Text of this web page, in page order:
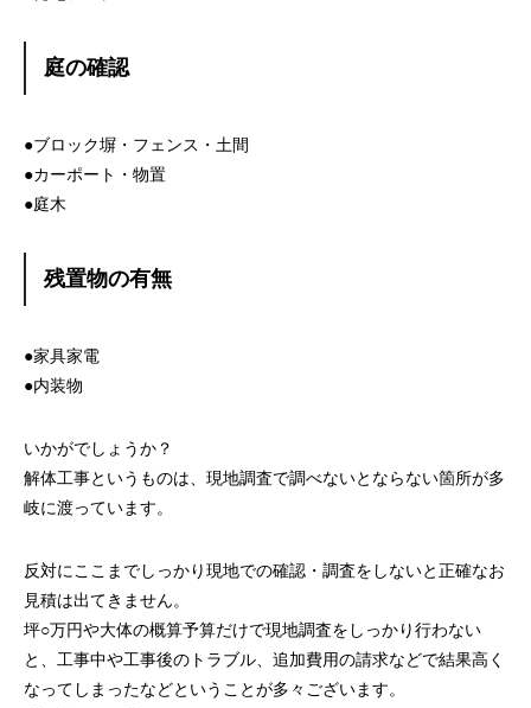
庭の確認
●ブロック塀・フェンス・土間
●カーポート・物置
●庭木
残置物の有無
●家具家電
●内装物
いかがでしょうか？
解体工事というものは、現地調査で調べないとならない箇所が多
岐に渡っています。
反対にここまでしっかり現地での確認・調査をしないと正確なお
見積は出てきません。
坪○万円や大体の概算予算だけで現地調査をしっかり行わない
と、工事中や工事後のトラブル、追加費用の請求などで結果高く
なってしまったなどということが多々ございます。